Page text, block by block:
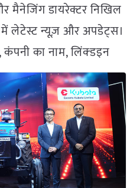
मैनेजिंग डायरेक्टर निखिल
लेटेस्ट न्यूज़ और अपडेट्स।
कंपनी का नाम, लिंक्डइन